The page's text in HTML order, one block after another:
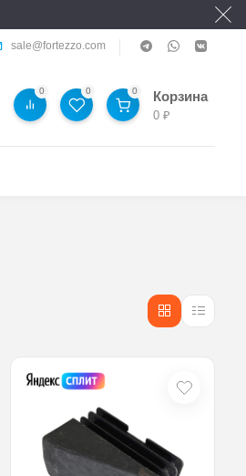
sale@fortezzo.com
0 0 0 Корзина
0₽